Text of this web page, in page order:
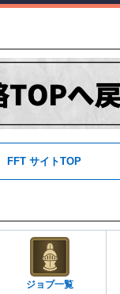
FFT サイトTOP
ジョブ一覧